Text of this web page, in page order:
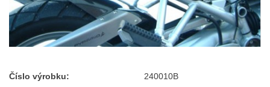
Číslo výrobku: 240010B